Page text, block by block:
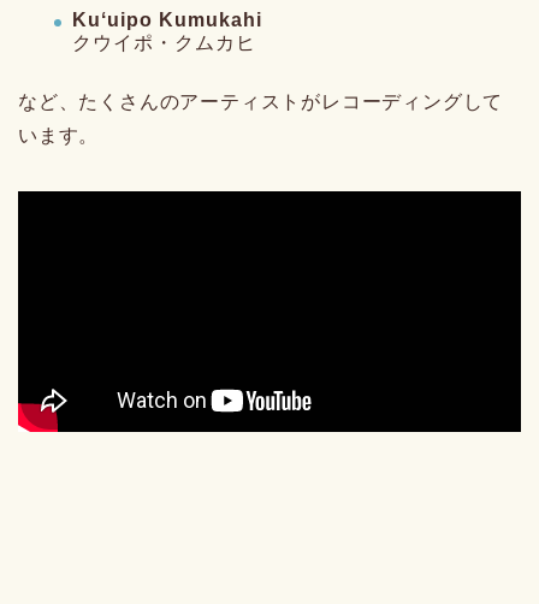
Kuʻuipo Kumukahi
クウイポ・クムカヒ
など、たくさんのアーティストがレコーディングして
います。